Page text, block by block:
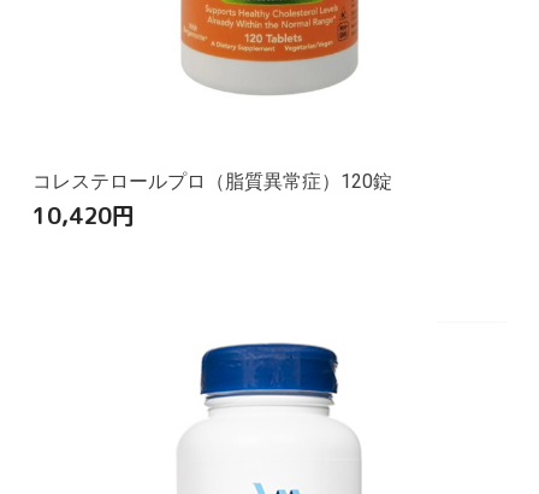
コレステロールプロ（脂質異常症）120錠
10,420円